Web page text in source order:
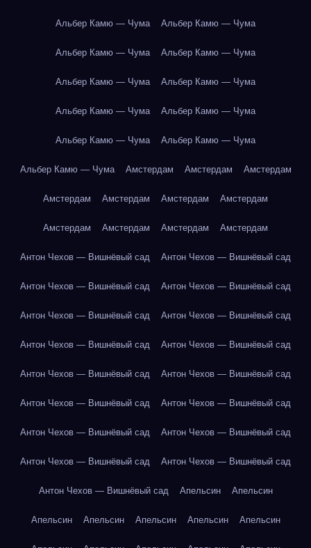
Альбер Камю — Чума Альбер Камю — Чума
Альбер Камю — Чума Альбер Камю — Чума
Альбер Камю — Чума Альбер Камю — Чума
Альбер Камю — Чума Альбер Камю — Чума
Альбер Камю — Чума Альбер Камю — Чума
Альбер Камю — Чума Амстердам Амстердам Амстердам
Амстердам Амстердам Амстердам Амстердам
Амстердам Амстердам Амстердам Амстердам
Антон Чехов — Вишнёвый сад Антон Чехов — Вишнёвый сад
Антон Чехов — Вишнёвый сад Антон Чехов — Вишнёвый сад
Антон Чехов — Вишнёвый сад Антон Чехов — Вишнёвый сад
Антон Чехов — Вишнёвый сад Антон Чехов — Вишнёвый сад
Антон Чехов — Вишнёвый сад Антон Чехов — Вишнёвый сад
Антон Чехов — Вишнёвый сад Антон Чехов — Вишнёвый сад
Антон Чехов — Вишнёвый сад Антон Чехов — Вишнёвый сад
Антон Чехов — Вишнёвый сад Антон Чехов — Вишнёвый сад
Антон Чехов — Вишнёвый сад Апельсин Апельсин
Апельсин Апельсин Апельсин Апельсин Апельсин